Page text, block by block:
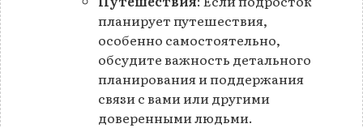
планирует путешествия,
особенно самостоятельно,
обсудите важность детального
планирования и поддержания
связи с вами или другими
доверенными людьми.